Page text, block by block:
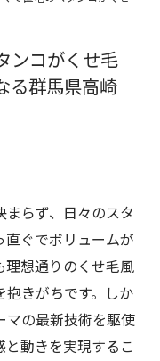
ンコがくせ毛
る群馬県高崎
らず、日々のスタ
ぐでボリュームが
理想通りのくせ毛風
きがちです。しか
マの最新技術を駆使
動きを実現するこ